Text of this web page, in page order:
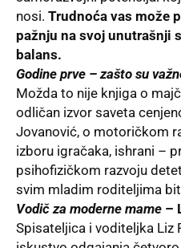
nosi. Trudnoća vas može
pažnju na svoj unutrašnji
balans.
Godine prve – zašto su
Možda to nije knjiga o
odličan izvor saveta
Jovanović, o motoričkom
izboru igračaka, ishrani –
psihofizičkom razvoju
svim mladim roditeljima
Vodič za moderne mame –
Spisateljica i voditeljka Liz